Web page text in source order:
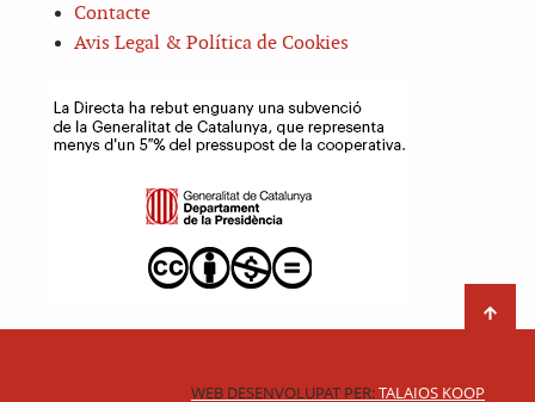
Contacte
Avis Legal & Política de Cookies
WEB DESENVOLUPAT PER:TALAIOS KOOP